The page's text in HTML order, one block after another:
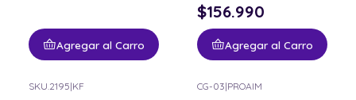
Agregar al Carro
$156.990
Agregar al Carro
SKU.2195|KF CG-03|PROAIM